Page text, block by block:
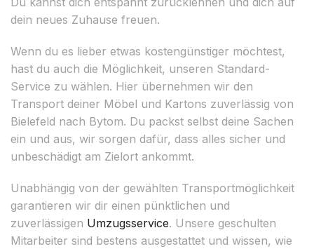
dein neues Zuhause freuen.
Wenn du es lieber etwas kostengünstiger möchtest,
hast du auch die Möglichkeit, unseren Standard-
Service zu wählen. Hier übernehmen wir den
Transport deiner Möbel und Kartons zuverlässig von
Bielefeld nach Bytom. Du packst selbst deine Sachen
ein und aus, wir sorgen dafür, dass alles sicher und
unbeschädigt am Zielort ankommt.
Unabhängig von der gewählten Transportmöglichkeit
garantieren wir dir einen pünktlichen und
zuverlässigen Umzugsservice. Unsere geschulten
Mitarbeiter sind bestens ausgestattet und wissen, wie